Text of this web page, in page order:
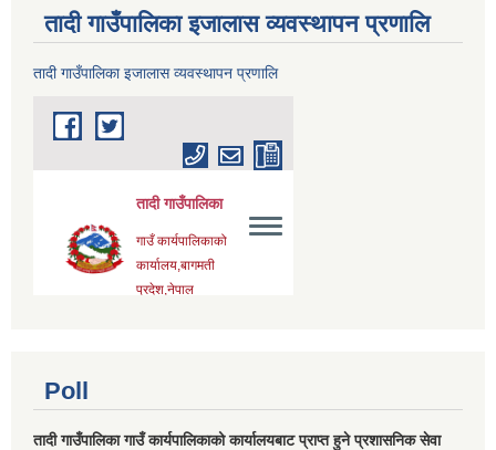
तादी गाउँपालिका इजालास व्यवस्थापन प्रणालि
तादी गाउँपालिका इजालास व्यवस्थापन प्रणालि
Poll
तादी गाउँपालिका गाउँ कार्यपालिकाको कार्यालयबाट प्राप्त हुने प्रशासनिक सेवा